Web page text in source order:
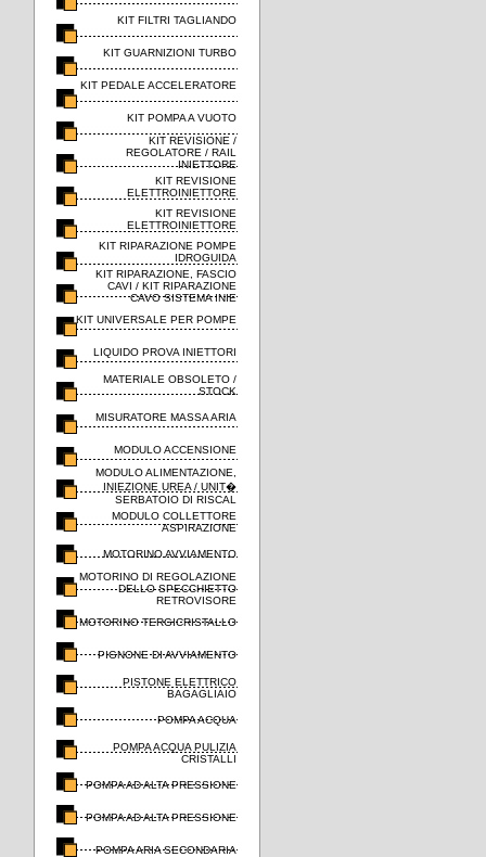
KIT FILTRI TAGLIANDO
KIT GUARNIZIONI TURBO
KIT PEDALE ACCELERATORE
KIT POMPA A VUOTO
KIT REVISIONE /
REGOLATORE / RAIL
INIETTORE
KIT REVISIONE
ELETTROINIETTORE
KIT REVISIONE
ELETTROINIETTORE
KIT RIPARAZIONE POMPE
IDROGUIDA
KIT RIPARAZIONE, FASCIO
CAVI / KIT RIPARAZIONE
CAVO SISTEMA INIE
KIT UNIVERSALE PER POMPE
LIQUIDO PROVA INIETTORI
MATERIALE OBSOLETO /
STOCK
MISURATORE MASSA ARIA
MODULO ACCENSIONE
MODULO ALIMENTAZIONE,
INIEZIONE UREA / UNIT�
SERBATOIO DI RISCAL
MODULO COLLETTORE
ASPIRAZIONE
MOTORINO AVVIAMENTO
MOTORINO DI REGOLAZIONE
DELLO SPECCHIETTO
RETROVISORE
MOTORINO TERGICRISTALLO
PIGNONE DI AVVIAMENTO
PISTONE ELETTRICO
BAGAGLIAIO
POMPA ACQUA
POMPA ACQUA PULIZIA
CRISTALLI
POMPA AD ALTA PRESSIONE
POMPA AD ALTA PRESSIONE
POMPA ARIA SECONDARIA